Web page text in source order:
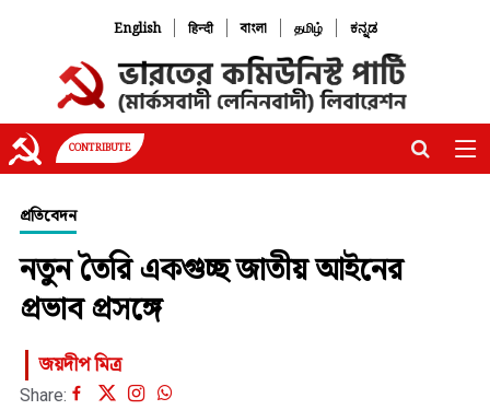
English | हिन्दी | বাংলা | தமிழ் | ಕನ್ನಡ
CONTRIBUTE
প্রতিবেদন
নতুন তৈরি একগুচ্ছ জাতীয় আইনের
প্রভাব প্রসঙ্গে
জয়দীপ মিত্র
Share: